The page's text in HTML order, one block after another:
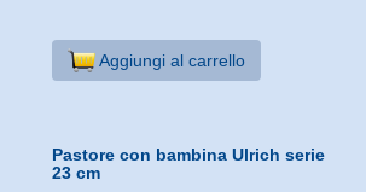
Aggiungi al carrello
Pastore con bambina Ulrich serie
23 cm